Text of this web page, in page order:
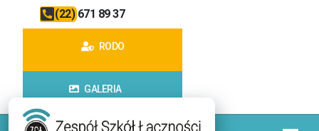
(22) 671 89 37
RODO
GALERIA